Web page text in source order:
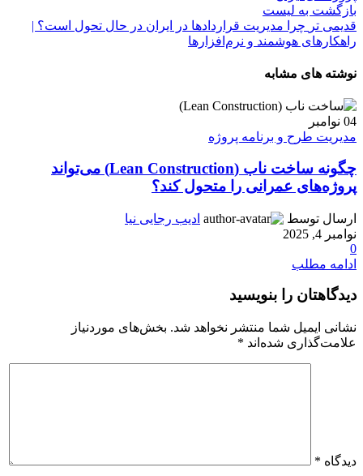
بازگشت به لیست
قدیمی تر چرا مدیریت قراردادها در ایران در حال تحول است؟ |
راهکارهای هوشمند و نرم‌افزارها
نوشته های مشابه
04 نوامبر
مدیریت طرح و برنامه پروژه
چگونه ساخت ناب (Lean Construction) می‌تواند
پروژه‌های عمرانی را متحول کند؟
ارسال توسط
ادیب رجایی نیا
نوامبر 4, 2025
0
ادامه مطلب
دیدگاهتان را بنویسید
نشانی ایمیل شما منتشر نخواهد شد. بخش‌های موردنیاز
علامت‌گذاری شده‌اند *
دیدگاه *